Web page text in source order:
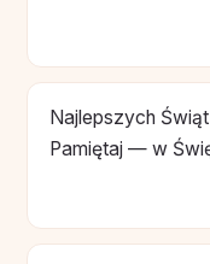
Najlepszych
Pamiętaj — w